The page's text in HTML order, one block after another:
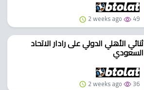
2 weeks ago 49
ثنائي الأهلي الدولي على رادار الاتحاد
السعودي
2 weeks ago 36